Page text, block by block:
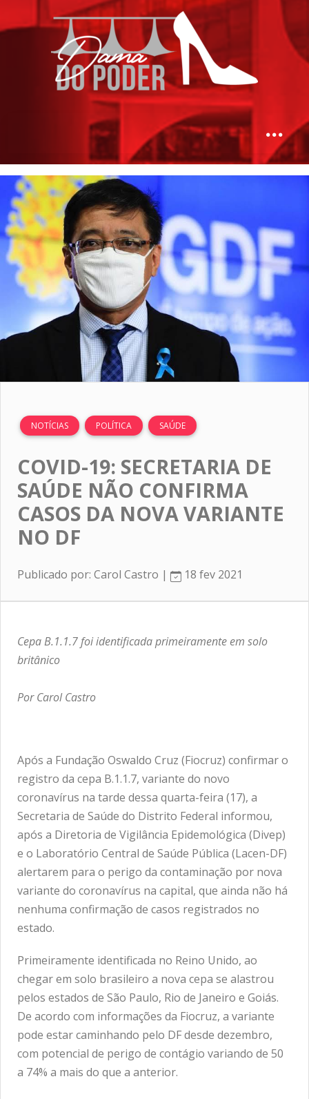
NOTÍCIAS POLÍTICA SAÚDE
COVID-19: SECRETARIA DE
SAÚDE NÃO CONFIRMA
CASOS DA NOVA VARIANTE
NO DF
Publicado por: Carol Castro | 18 fev 2021
Cepa B.1.1.7 foi identificada primeiramente em solo
britânico
Por Carol Castro
Após a Fundação Oswaldo Cruz (Fiocruz) confirmar o
registro da cepa B.1.1.7, variante do novo
coronavírus na tarde dessa quarta-feira (17), a
Secretaria de Saúde do Distrito Federal informou,
após a Diretoria de Vigilância Epidemológica (Divep)
e o Laboratório Central de Saúde Pública (Lacen-DF)
alertarem para o perigo da contaminação por nova
variante do coronavírus na capital, que ainda não há
nenhuma confirmação de casos registrados no
estado.
Primeiramente identificada no Reino Unido, ao
chegar em solo brasileiro a nova cepa se alastrou
pelos estados de São Paulo, Rio de Janeiro e Goiás.
De acordo com informações da Fiocruz, a variante
pode estar caminhando pelo DF desde dezembro,
com potencial de perigo de contágio variando de 50
a 74% a mais do que a anterior.